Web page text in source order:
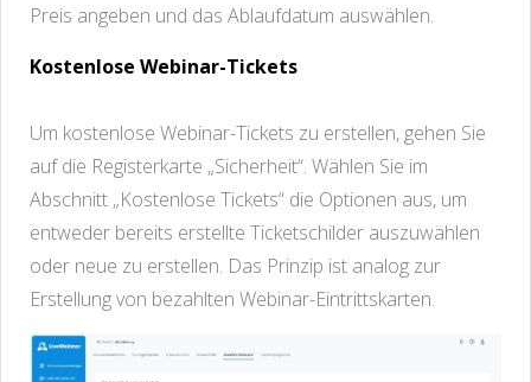
Preis angeben und das Ablaufdatum auswählen.
Kostenlose Webinar-Tickets
Um kostenlose Webinar-Tickets zu erstellen, gehen Sie
auf die Registerkarte „Sicherheit“. Wählen Sie im
Abschnitt „Kostenlose Tickets“ die Optionen aus, um
entweder bereits erstellte Ticketschilder auszuwählen
oder neue zu erstellen. Das Prinzip ist analog zur
Erstellung von bezahlten Webinar-Eintrittskarten.